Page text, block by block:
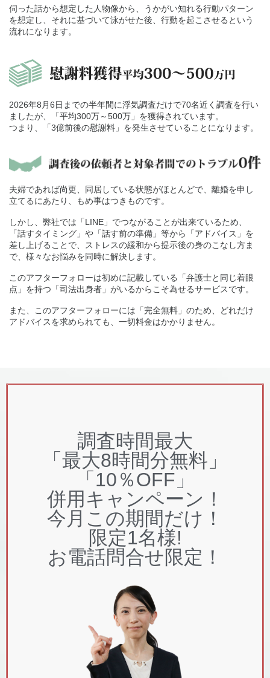
伺った話から想定した人物像から、うかがい知れる行動パターン
を想定し、それに基づいて泳がせた後、行動を起こさせるという
流れになります。
2026年8月6日までの半年間に浮気調査だけで70名近く調査を行い
ましたが、「平均300万～500万」を獲得されています。
つまり、「3億前後の慰謝料」を発生させていることになります。
夫婦であれば尚更、同居している状態がほとんどで、離婚を申し
立てるにあたり、もめ事はつきものです。
しかし、弊社では「LINE」でつながることが出来ているため、
「話すタイミング」や「話す前の準備」等から「アドバイス」を
差し上げることで、ストレスの緩和から提示後の身のこなし方ま
で、様々なお悩みを同時に解決します。
このアフターフォローは初めに記載している「弁護士と同じ着眼
点」を持つ「司法出身者」がいるからこそ為せるサービスです。
また、このアフターフォローには「完全無料」のため、どれだけ
アドバイスを求められても、一切料金はかかりません。
調査時間最大
「最大8時間分無料」
「10％OFF」
併用キャンペーン！
今月この期間だけ！
限定1名様!
お電話問合せ限定！